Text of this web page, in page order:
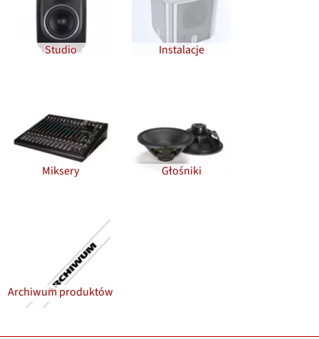
Studio Instalacje
Miksery Głośniki
Archiwum produktów